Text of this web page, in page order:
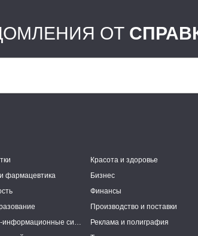
ОТ
Красота и здоровье
фармацевтика Бизнес
Финансы
Производство и поставки
Справочно-информационные системы Реклама и полиграфия